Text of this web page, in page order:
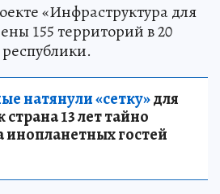
«Инфраструктура для
155 территорий в 20
натянули «сетку»для
13 лет тайно
инопланетных гостей